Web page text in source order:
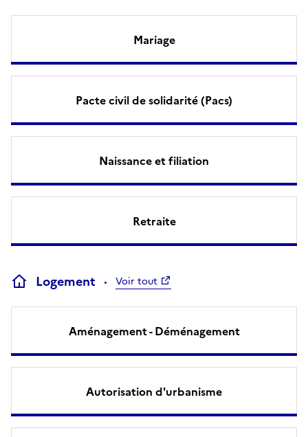
Mariage
Pacte civil de solidarité (Pacs)
Naissance et filiation
Retraite
Logement Voir tout
Aménagement - Déménagement
Autorisation d'urbanisme